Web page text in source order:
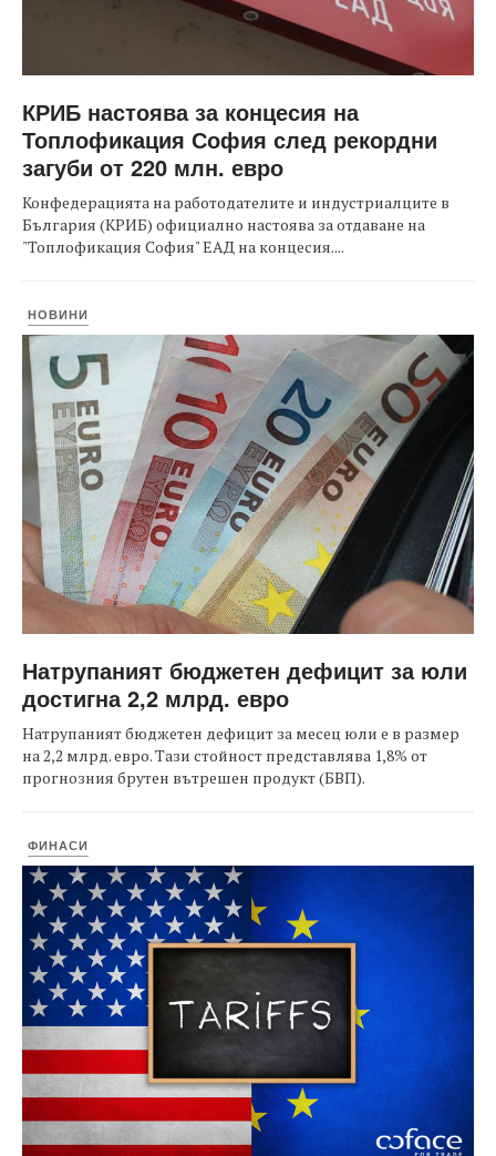
КРИБ настоява за концесия на
Топлофикация София след рекордни
загуби от 220 млн. евро
Конфедерацията на работодателите и индустриалците в
България (КРИБ) официално настоява за отдаване на
"Топлофикация София" ЕАД на концесия....
НОВИНИ
Натрупаният бюджетен дефицит за юли
достигна 2,2 млрд. евро
Натрупаният бюджетен дефицит за месец юли е в размер
на 2,2 млрд. евро. Тази стойност представлява 1,8% от
прогнозния брутен вътрешен продукт (БВП).
ФИНАСИ